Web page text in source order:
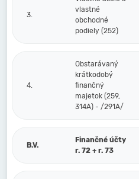
3.
vlastné
obchodné
podiely (252)
4.
Obstarávaný
krátkodobý
finančný
majetok (259,
314A) - /291A/
B.V.
Finančné účty
r. 72 + r. 73